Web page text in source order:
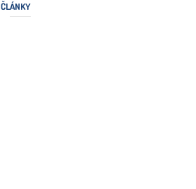
ČLÁNKY